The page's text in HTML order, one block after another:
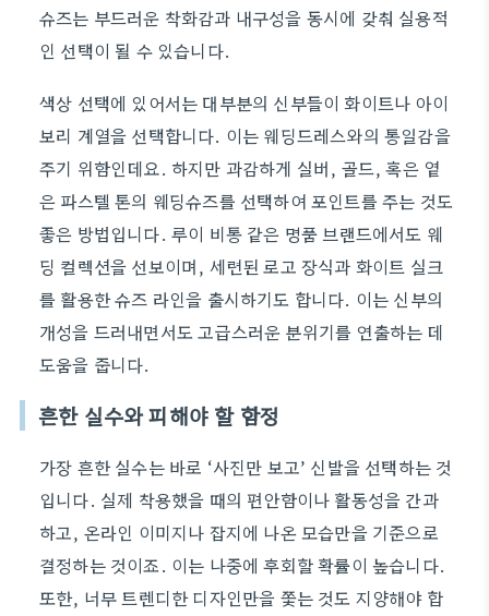
슈즈는 부드러운 착화감과 내구성을 동시에 갖춰 실용적
인 선택이 될 수 있습니다.
색상 선택에 있어서는 대부분의 신부들이 화이트나 아이
보리 계열을 선택합니다. 이는 웨딩드레스와의 통일감을
주기 위함인데요. 하지만 과감하게 실버, 골드, 혹은 옅
은 파스텔 톤의 웨딩슈즈를 선택하여 포인트를 주는 것도
좋은 방법입니다. 루이 비통 같은 명품 브랜드에서도 웨
딩 컬렉션을 선보이며, 세련된 로고 장식과 화이트 실크
를 활용한 슈즈 라인을 출시하기도 합니다. 이는 신부의
개성을 드러내면서도 고급스러운 분위기를 연출하는 데
도움을 줍니다.
흔한 실수와 피해야 할 함정
가장 흔한 실수는 바로 ‘사진만 보고’ 신발을 선택하는 것
입니다. 실제 착용했을 때의 편안함이나 활동성을 간과
하고, 온라인 이미지나 잡지에 나온 모습만을 기준으로
결정하는 것이죠. 이는 나중에 후회할 확률이 높습니다.
또한, 너무 트렌디한 디자인만을 쫓는 것도 지양해야 합